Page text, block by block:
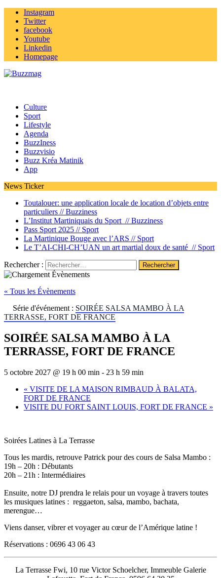
Instagram
Twitter
facebook
Youtube
Linkedin
Homepage
Culture
Sport
Lifestyle
Agenda
BuzzIness
Buzzvisio
Buzz Kréa Matinik
App
News Ticker
Toutalouer: une application locale de location d’objets entre
particuliers //Buzziness
L’Institut Martiniquais du Sport //Buzziness
Pass Sport 2025 // Sport
La Martinique Bouge avec l’ARS // Sport
Le T’AI-CHI-CH’UAN un art martial doux de santé // Sport
Rechercher :
« Tous les Évènements
Série d'événement : SOIRÉE SALSA MAMBO À LA
TERRASSE, FORT DE FRANCE
SOIRÉE SALSA MAMBO À LA
TERRASSE, FORT DE FRANCE
5 octobre 2027 @ 19 h 00 min - 23 h 59 min
« VISITE DE LA MAISON RIMBAUD À BALATA,
FORT DE FRANCE
VISITE DU FORT SAINT LOUIS, FORT DE FRANCE »
Soirées Latines à La Terrasse
Tous les mardis, retrouve Patrick pour des cours de Salsa Mambo :
19h – 20h : Débutants
20h – 21h : Intermédiaires
Ensuite, notre DJ prendra le relais pour un voyage à travers toutes
les musiques latines : reggaeton, salsa, mambo, bachata,
merengue…
Viens danser, vibrer et voyager au cœur de l’Amérique latine !
Réservations : 0696 43 06 43
La Terrasse Fwi, 10 rue Victor Schoelcher, Immeuble Galerie